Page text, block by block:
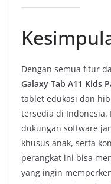
Dengan semua fitur
Galaxy Tab A11 Kids
tablet edukasi dan
tersedia di Indonesia.
dukungan software
khusus anak, serta
perangkat ini bisa
yang ingin